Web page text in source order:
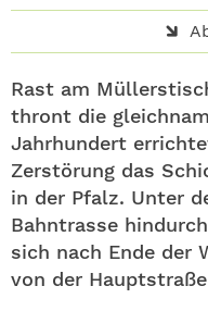
Rast am
thront die
Jahrhundert
Zerstörung das
in der Pfalz. Unter
Bahntrasse
sich nach Ende der
von der